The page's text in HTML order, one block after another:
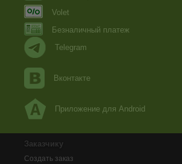
Volet
Безналичный платеж
Telegram
Вконтакте
Приложение для Android
Заказчику
Создать заказ